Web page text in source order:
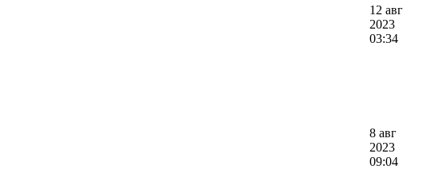
12 авг
2023
03:34
8 авг
2023
09:04